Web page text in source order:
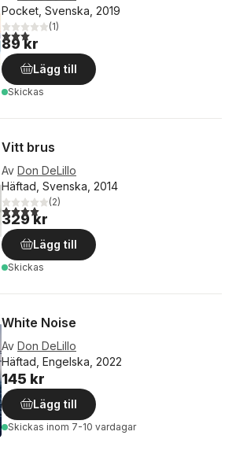
Pocket, Svenska, 2019
3,0utav 5 stjärnor. Totalt antal röster:
(1)
89 kr
Lägg till
Skickas
Vitt brus
Av Don DeLillo
Häftad, Svenska, 2014
4,0utav 5 stjärnor. Totalt antal röster:
(2)
329 kr
Lägg till
Skickas
White Noise
Av Don DeLillo
Häftad, Engelska, 2022
145 kr
Lägg till
Skickas inom 7-10 vardagar